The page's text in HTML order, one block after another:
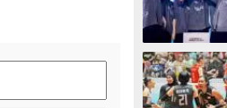
ESPORTS